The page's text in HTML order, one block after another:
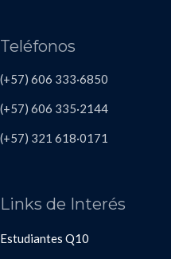
Teléfonos
(+57) 606 333·6850
(+57) 606 335·2144
(+57) 321 618·0171
Links de Interés
Estudiantes Q10